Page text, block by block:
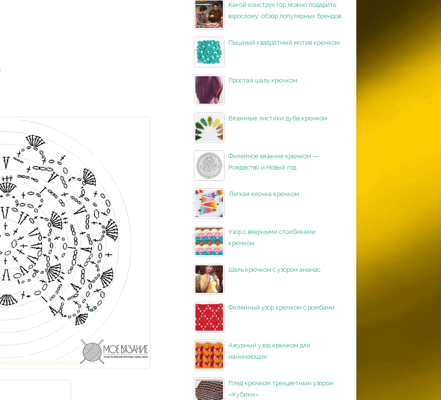
Какой конструктор можно подарить
взрослому: обзор популярных брендов
Пышный квадратный мотив крючком
Простая шаль крючком
Вязанные листики дуба крючком
Филейное вязание крючком —
Рождество и Новый год
Легкая елочка крючком
Узор с веерными столбиками
крючком
Шаль крючком с узором ананас
Филейный узор крючком с ромбами
Ажурный узор крючком для
начинающих
Плед крючком трехцветным узором
«Кубики»